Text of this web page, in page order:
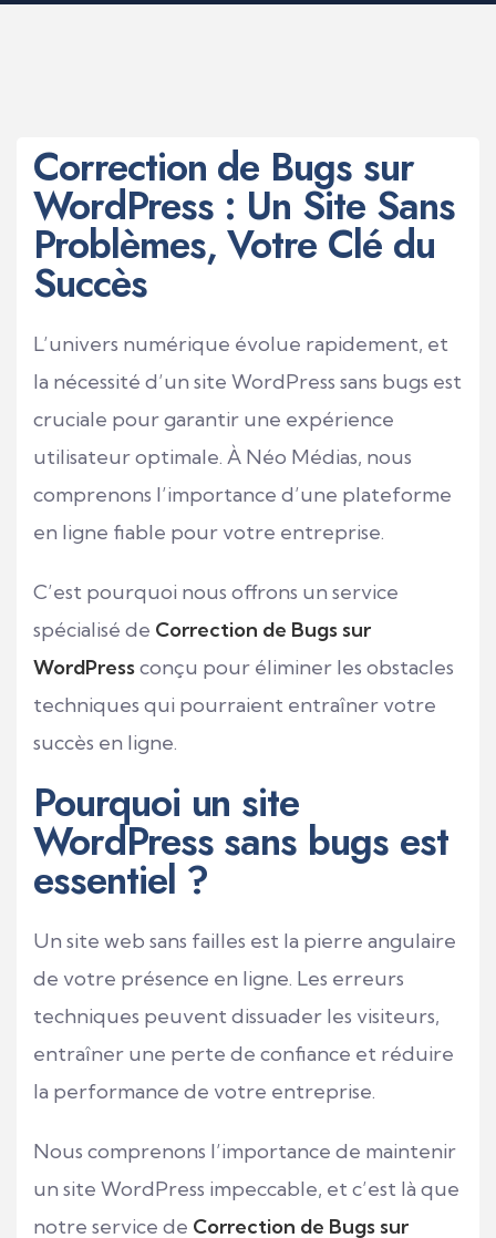
Correction de Bugs sur
WordPress : Un Site Sans
Problèmes, Votre Clé du
Succès
L’univers numérique évolue rapidement, et
la nécessité d’un site WordPress sans bugs est
cruciale pour garantir une expérience
utilisateur optimale. À Néo Médias, nous
comprenons l’importance d’une plateforme
en ligne fiable pour votre entreprise.
C’est pourquoi nous offrons un service
spécialisé de Correction de Bugs sur
WordPressconçu pour éliminer les obstacles
techniques qui pourraient entraîner votre
succès en ligne.
Pourquoi un site
WordPress sans bugs est
essentiel ?
Un site web sans failles est la pierre angulaire
de votre présence en ligne. Les erreurs
techniques peuvent dissuader les visiteurs,
entraîner une perte de confiance et réduire
la performance de votre entreprise.
Nous comprenons l’importance de maintenir
un site WordPress impeccable, et c’est là que
notre service de Correction de Bugs sur